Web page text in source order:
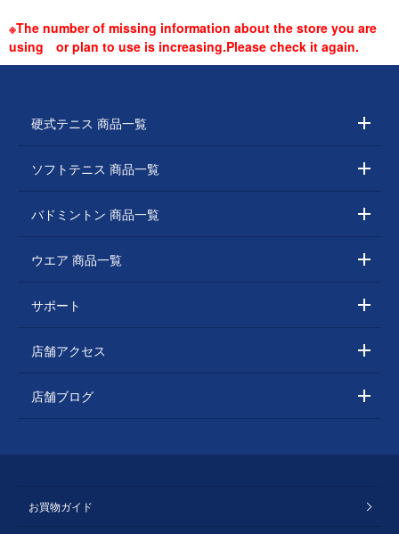
※The number of missing information about the store you are
using or plan to use is increasing.Please check it again.
硬式テニス 商品一覧
ソフトテニス 商品一覧
バドミントン 商品一覧
ウエア 商品一覧
サポート
店舗アクセス
店舗ブログ
お買物ガイド